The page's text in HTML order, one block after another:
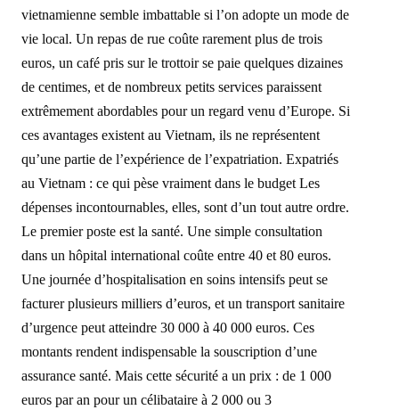
vietnamienne semble imbattable si l’on adopte un mode de
vie local. Un repas de rue coûte rarement plus de trois
euros, un café pris sur le trottoir se paie quelques dizaines
de centimes, et de nombreux petits services paraissent
extrêmement abordables pour un regard venu d’Europe. Si
ces avantages existent au Vietnam, ils ne représentent
qu’une partie de l’expérience de l’expatriation. Expatriés
au Vietnam : ce qui pèse vraiment dans le budget Les
dépenses incontournables, elles, sont d’un tout autre ordre.
Le premier poste est la santé. Une simple consultation
dans un hôpital international coûte entre 40 et 80 euros.
Une journée d’hospitalisation en soins intensifs peut se
facturer plusieurs milliers d’euros, et un transport sanitaire
d’urgence peut atteindre 30 000 à 40 000 euros. Ces
montants rendent indispensable la souscription d’une
assurance santé. Mais cette sécurité a un prix : de 1 000
euros par an pour un célibataire à 2 000 ou 3